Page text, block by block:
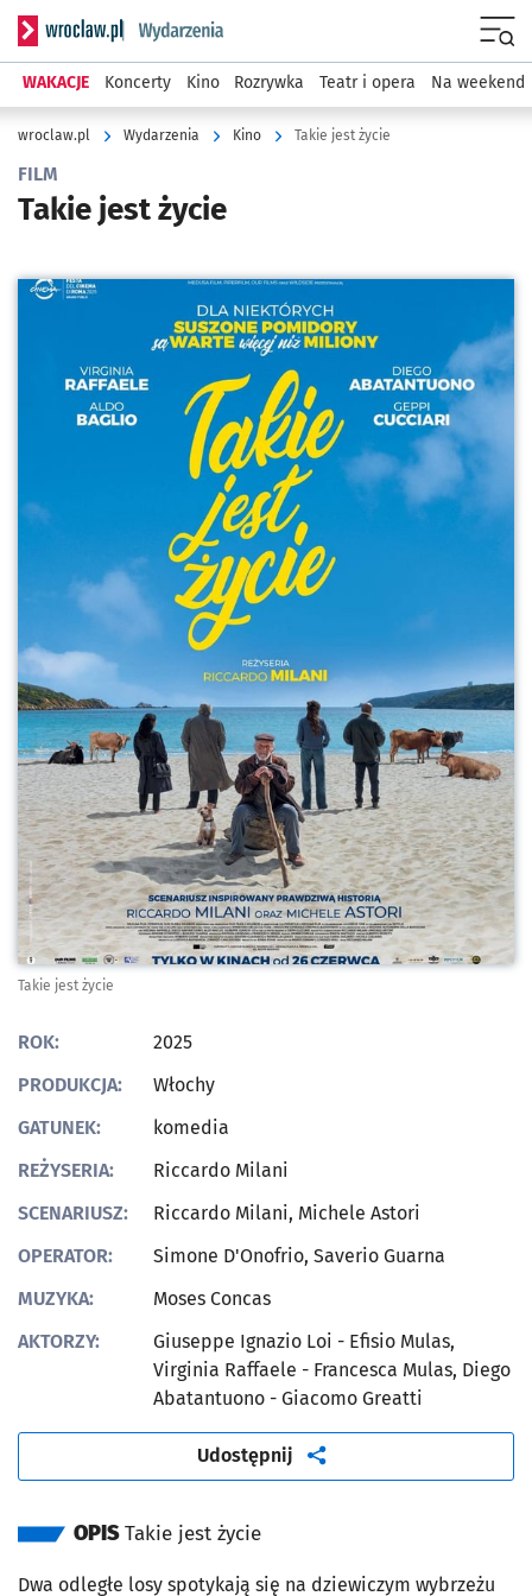
Serwis informacyjny wroclaw.pl podserwis: Wydarzenia
WAKACJE Koncerty Kino Rozrywka Teatr i opera Na weekend
wroclaw.pl Wydarzenia Kino Takie jest życie
FILM
Takie jest życie
Kliknij, aby powiększyć
Takie jest życie
ROK:
2025
PRODUKCJA:
Włochy
GATUNEK:
komedia
REŻYSERIA:
Riccardo Milani
SCENARIUSZ:
Riccardo Milani, Michele Astori
OPERATOR:
Simone D'Onofrio, Saverio Guarna
MUZYKA:
Moses Concas
AKTORZY:
Giuseppe Ignazio Loi - Efisio Mulas,
Virginia Raffaele - Francesca Mulas, Diego
Abatantuono - Giacomo Greatti
Udostępnij artykuł
OPISTakie jest życie
Dwa odległe losy spotykają się na dziewiczym wybrzeżu